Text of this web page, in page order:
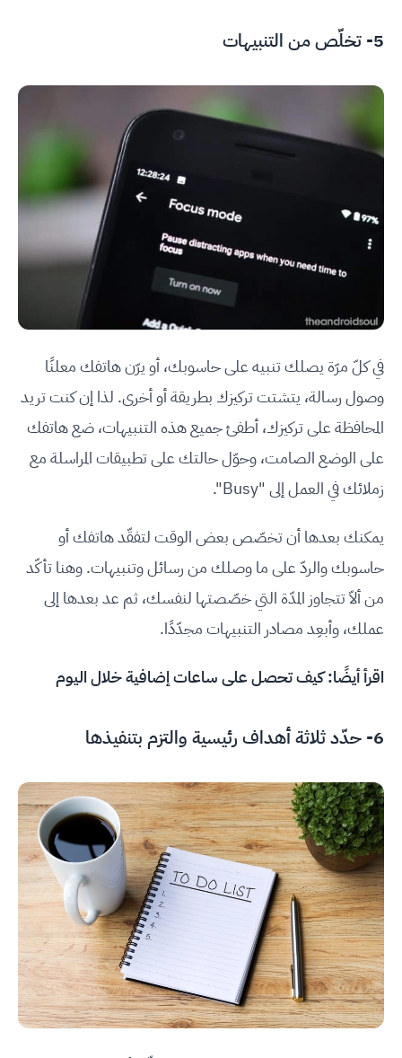
5- تخلّص من التنبيهات
في كلّ مرّة يصلك تنبيه على حاسوبك، أو يرّن هاتفك معلنًا
وصول رسالة، يتشتت تركيزك بطريقة أو أخرى. لذا إن كنت تريد
المحافظة على تركيزك، أطفئ جميع هذه التنبيهات، ضع هاتفك
على الوضع الصامت، وحوّل حالتك على تطبيقات المراسلة مع
زملائك في العمل إلى "Busy".
يمكنك بعدها أن تخصّص بعض الوقت لتفقّد هاتفك أو
حاسوبك والردّ على ما وصلك من رسائل وتنبيهات. وهنا تأكّد
من ألاّ تتجاوز المدّة التي خصّصتها لنفسك، ثم عد بعدها إلى
عملك، وأبعِد مصادر التنبيهات مجدّدًا.
اقرأ أيضًا:كيف تحصل على ساعات إضافية خلال اليوم
6- حدّد ثلاثة أهداف رئيسية والتزم بتنفيذها